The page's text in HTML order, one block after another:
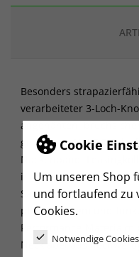
Cookie
Um unseren Shop
und fortlaufend zu
Cookies.
Notwendige Cookies
Besonders
verarbeiteter 3-Loch-
angenähten,
gelaserten HAKRO
Nackenband.
in der gewerblichen
Saum. Hergestellt aus
pflegeleichtem und
Performance-
Necklabel aus